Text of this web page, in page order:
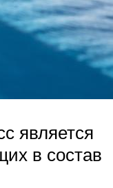
является
в состав